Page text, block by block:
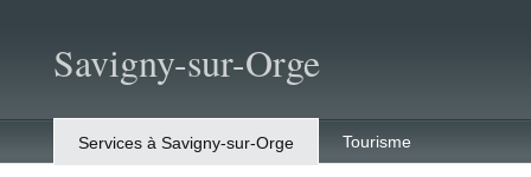
Savigny-sur-Orge
Services à Savigny-sur-Orge Tourisme